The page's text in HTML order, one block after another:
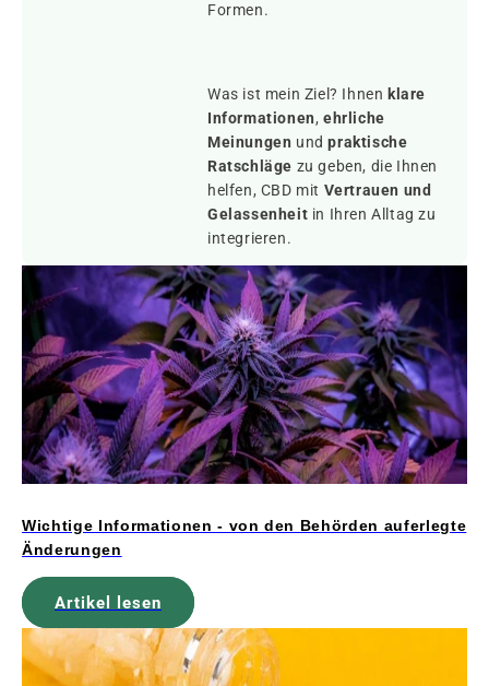
Formen.
Was ist mein Ziel? Ihnen klare
Informationen,ehrliche
Meinungen undpraktische
Ratschläge zu geben, die Ihnen
helfen, CBD mit Vertrauen und
Gelassenheit in Ihren Alltag zu
integrieren.
Wichtige Informationen - von den Behörden auferlegte
Änderungen
Artikel lesen